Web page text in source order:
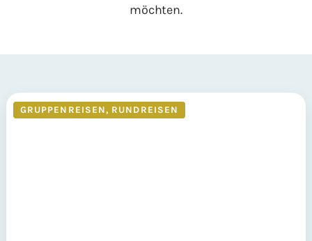
möchten.
GRUPPENREISEN, RUNDREISEN